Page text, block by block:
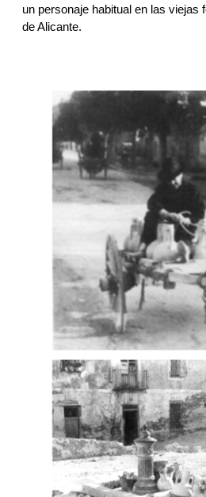
un personaje habitual en las viejas
de Alicante.